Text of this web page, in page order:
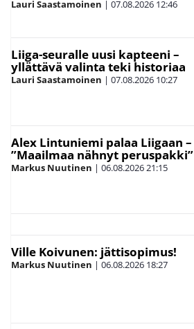
Lauri Saastamoinen | 07.08.2026 12:46
Liiga-seuralle uusi kapteeni –
yllättävä valinta teki historiaa
Lauri Saastamoinen | 07.08.2026 10:27
Alex Lintuniemi palaa Liigaan –
”Maailmaa nähnyt peruspakki”
Markus Nuutinen | 06.08.202621:15
Ville Koivunen: jättisopimus!
Markus Nuutinen | 06.08.2026 18:27